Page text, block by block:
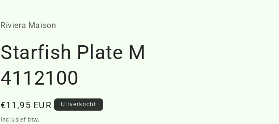
Riviera Maison
Starfish Plate M
4112100
Normale
prijs
€11,95 EUR Uitverkocht
Inclusief btw.